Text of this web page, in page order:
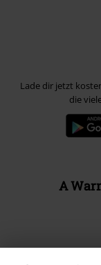
Lade dir jetzt
die
A